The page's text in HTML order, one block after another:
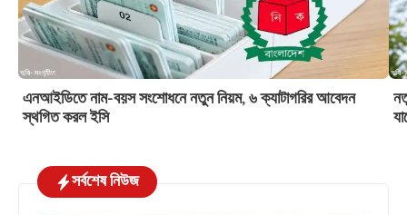
এনআইডিতে নাম-বয়স সংশোধনে নতুন নিয়ম, ৬ ক্যাটাগরির আবেদন
স্থগিত করল ইসি
সর্বশেষ নিউজ